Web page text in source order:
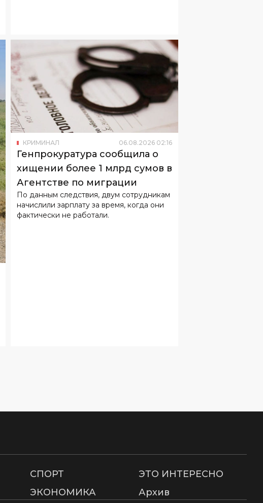
КРИМИНАЛ 06.08.2026 02:16
Генпрокуратура сообщила о
хищении более 1 млрд сумов в
Агентстве по миграции
По данным следствия, двум сотрудникам
начислили зарплату за время, когда они
фактически не работали.
СПОРТ
ЭТО ИНТЕРЕСНО
ЭКОНОМИКА Архив